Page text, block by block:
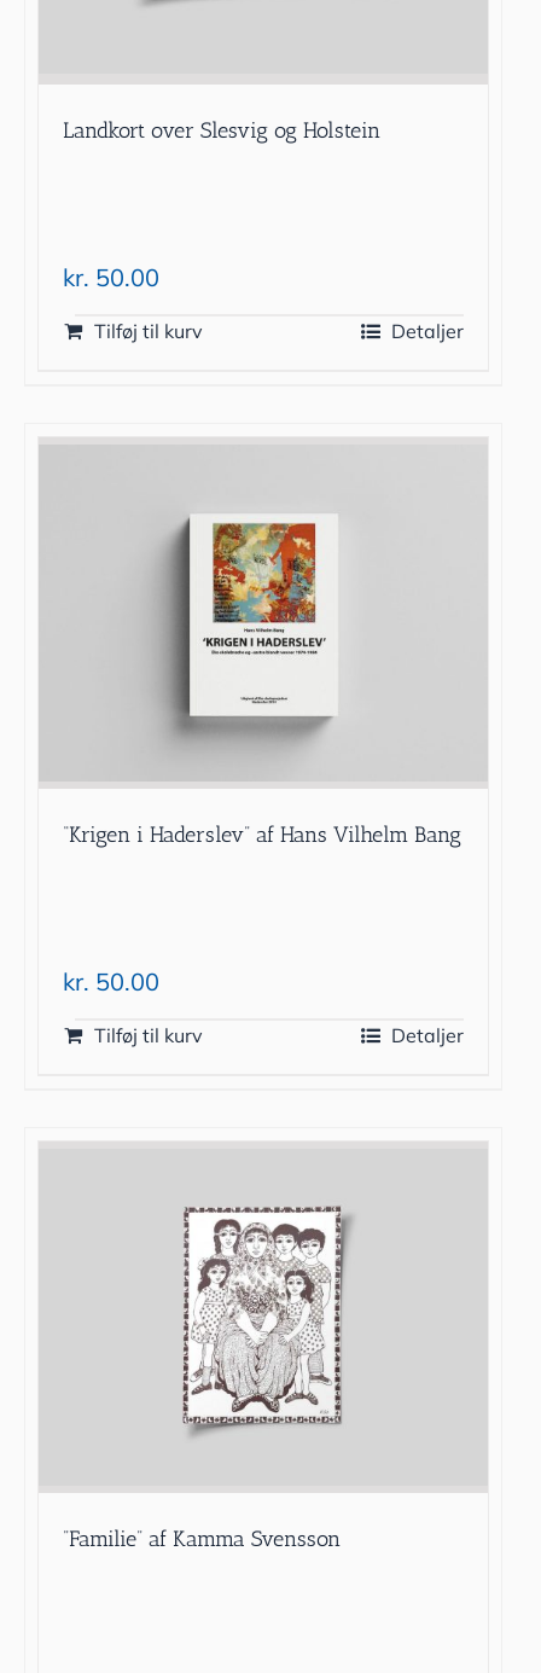
Landkort over Slesvig og Holstein
kr. 50.00
Tilføj til kurv Detaljer
“Krigen i Haderslev” af Hans Vilhelm Bang
kr. 50.00
Tilføj til kurv Detaljer
”Familie” af Kamma Svensson